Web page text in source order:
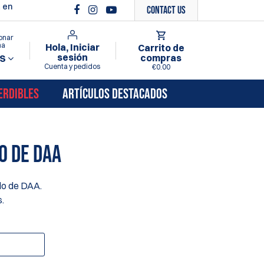
en Contact Us
Hola, Iniciar
sesión
Cuenta y pedidos
Carrito de
compras
€0.00
ARTÍCULOS DESTACADOS
DE DAA
de DAA.